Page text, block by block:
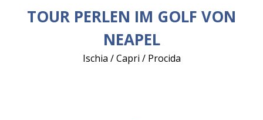
TOUR PERLEN IM GOLF VON
NEAPEL
Ischia / Capri / Procida